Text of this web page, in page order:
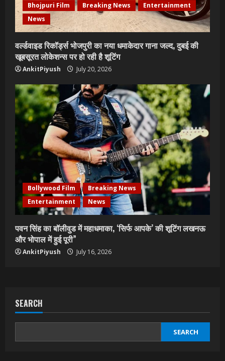
Bhojpuri Film Breaking News
Entertainment
News
वर्ल्डवाइड रिकॉर्ड्स भोजपुरी का नया धमाकेदार गाना जल्द, दुबई की
खूबसूरत लोकेशन्स पर हो रही है शूटिंग
AnkitPiyush July 20, 2026
Bollywood Film
Breaking News
Entertainment
News
पवन सिंह का बॉलीवुड में महाधमाका, ‘सिर्फ आपके’ की शूटिंग लखनऊ
और भोपाल में हुई पूरी”
AnkitPiyush July 16, 2026
SEARCH
SEARCH